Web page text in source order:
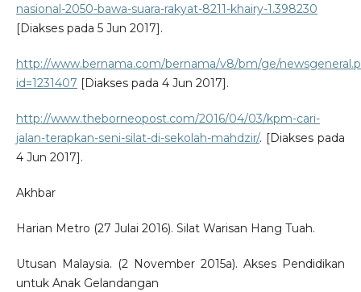
nasional-2050-bawa-suara-rakyat-8211-khairy-1.398230
[Diakses pada 5 Jun 2017].
http://www.bernama.com/bernama/v8/bm/ge/
id=1231407 [Diakses pada 4 Jun 2017].
http://www.theborneopost.com/2016/04/03/kpm-cari-
jalan-terapkan-seni-silat-di-sekolah-mahdzir/. [Diakses pada
4 Jun 2017].
Akhbar
Harian Metro (27 Julai 2016). Silat Warisan Hang Tuah.
Utusan Malaysia. (2 November 2015a). Akses Pendidikan
untuk Anak Gelandangan